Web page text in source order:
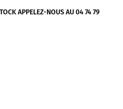
APPELEZ-NOUS AU 04 74 79